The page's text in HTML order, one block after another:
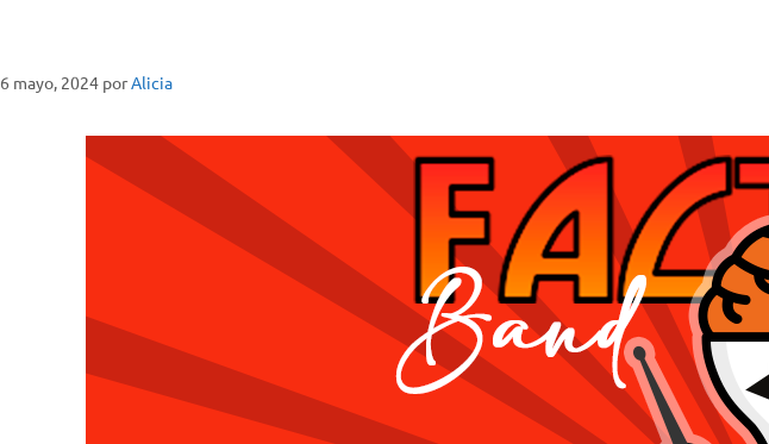
6 mayo, 2024 porAlicia